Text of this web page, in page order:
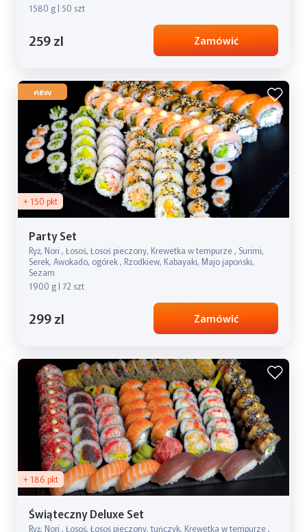
1580 g | 50 szt
259 zl Zamówić
new
+ 150 pkt
Party Set
Ryż, Nori , Łosoś, Łosoś pieczony, Krewetka w tempurze , Surimi,
Serek, Awokado, ogórek , Rzodkiew, Kabayaki, Majo japoński,
Sezam
1900 g | 72 szt
299 zl Zamówić
+ 186 pkt
Świąteczny Deluxe Set
Ryż, Nori , Łosoś, Łosoś pieczony, tuńczyk, Krewetka w tempurze ,